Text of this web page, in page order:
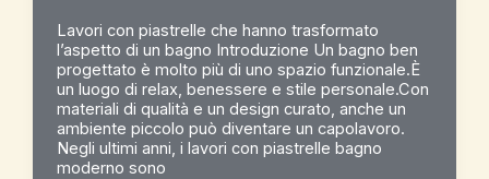
Lavori con piastrelle che hanno trasformato
l’aspetto di un bagno Introduzione Un bagno ben
progettato è molto più di uno spazio funzionale.È
un luogo di relax, benessere e stile personale.Con
materiali di qualità e un design curato, anche un
ambiente piccolo può diventare un capolavoro.
Negli ultimi anni, i lavori con piastrelle bagno
moderno sono